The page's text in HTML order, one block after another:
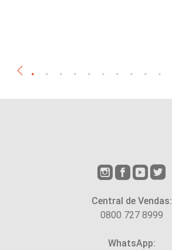
Central de Vendas:
0800 727 8999
WhatsApp: